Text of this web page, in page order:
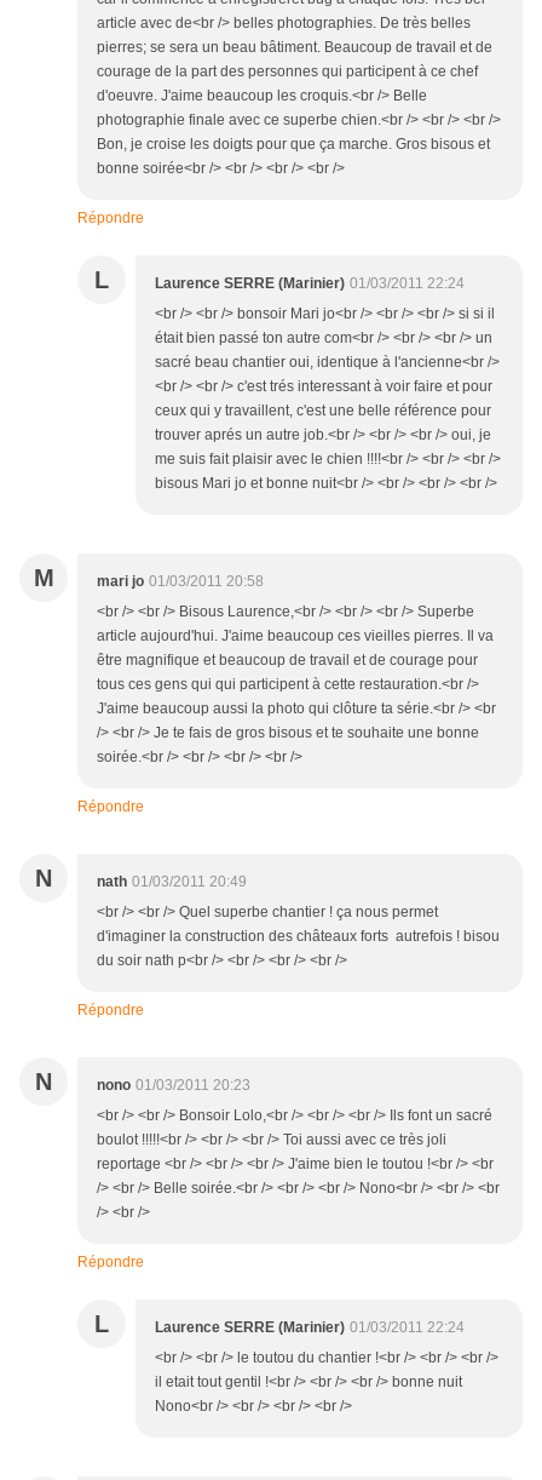
article avec de<br /> belles photographies. De très belles
pierres; se sera un beau bâtiment. Beaucoup de travail et de
courage de la part des personnes qui participent à ce chef
d'oeuvre. J'aime beaucoup les croquis.<br /> Belle
photographie finale avec ce superbe chien.<br /> <br /> <br />
Bon, je croise les doigts pour que ça marche. Gros bisous et
bonne soirée<br /> <br /> <br /> <br />
Répondre
L Laurence SERRE (Marinier) 01/03/2011 22:24
<br /> <br /> bonsoir Mari jo<br /> <br /> <br /> si si il
était bien passé ton autre com<br /> <br /> <br /> un
sacré beau chantier oui, identique à l'ancienne<br />
<br /> <br /> c'est trés interessant à voir faire et pour
ceux qui y travaillent, c'est une belle référence pour
trouver aprés un autre job.<br /> <br /> <br /> oui, je
me suis fait plaisir avec le chien !!!!<br /> <br /> <br />
bisous Mari jo et bonne nuit<br /> <br /> <br /> <br />
M mari jo 01/03/2011 20:58
<br /> <br /> Bisous Laurence,<br /> <br /> <br /> Superbe
article aujourd'hui. J'aime beaucoup ces vieilles pierres. Il va
être magnifique et beaucoup de travail et de courage pour
tous ces gens qui qui participent à cette restauration.<br />
J'aime beaucoup aussi la photo qui clôture ta série.<br /> <br
/> <br /> Je te fais de gros bisous et te souhaite une bonne
soirée.<br /> <br /> <br /> <br />
Répondre
N nath 01/03/2011 20:49
<br /> <br /> Quel superbe chantier ! ça nous permet
d'imaginer la construction des châteaux forts autrefois ! bisou
du soir nath p<br /> <br /> <br /> <br />
Répondre
N nono 01/03/2011 20:23
<br /> <br /> Bonsoir Lolo,<br /> <br /> <br /> Ils font un sacré
boulot !!!!!<br /> <br /> <br /> Toi aussi avec ce très joli
reportage <br /> <br /> <br /> J'aime bien le toutou !<br /> <br
/> <br /> Belle soirée.<br /> <br /> <br /> Nono<br /> <br /> <br
/> <br />
Répondre
L Laurence SERRE (Marinier) 01/03/2011 22:24
<br /> <br /> le toutou du chantier !<br /> <br /> <br />
il etait tout gentil !<br /> <br /> <br /> bonne nuit
Nono<br /> <br /> <br /> <br />